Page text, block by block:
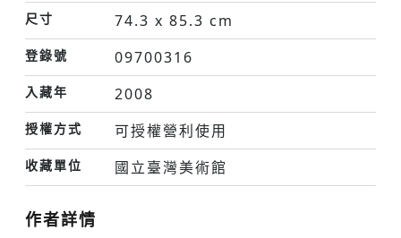
尺寸 74.3 x 85.3 cm
登錄號 09700316
入藏年 2008
授權方式 可授權營利使用
收藏單位 國立臺灣美術館
作者詳情